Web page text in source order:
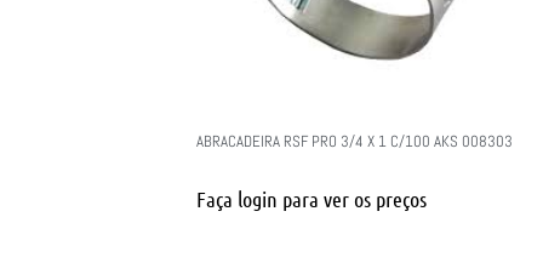
ABRACADEIRA RSF PRO 3/4 X 1 C/100 AKS 008303
Faça login para ver os preços